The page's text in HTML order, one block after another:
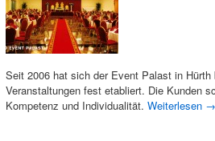
Seit 2006 hat sich der Event Palast in
Veranstaltungen fest etabliert. Die Kunden
Kompetenz und Individualität. Weiterlesen →